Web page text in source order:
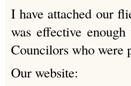
I have attached our
was effective
Councilors who were
Our website: